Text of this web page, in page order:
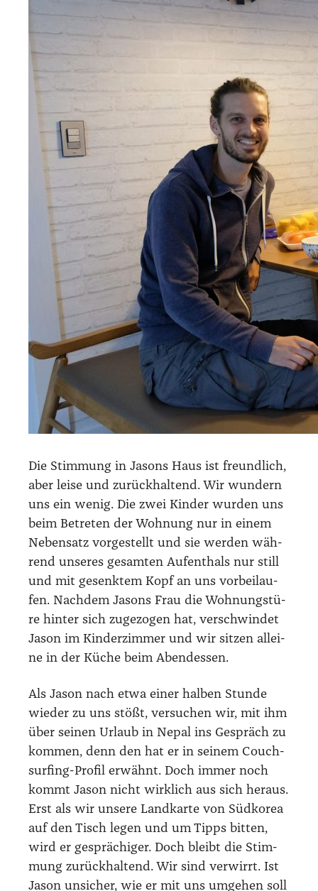
Die Stim­mung in Jasons Haus ist freund­lich,
aber lei­se und zurück­hal­tend. Wir wun­dern
uns ein wenig. Die zwei Kin­der wur­den uns
beim Betre­ten der Woh­nung nur in einem
Neben­satz vor­ge­stellt und sie wer­den wäh­
rend unse­res gesam­ten Auf­enthals nur still
und mit gesenk­tem Kopf an uns vor­bei­lau­
fen. Nach­dem Jasons Frau die Woh­nungs­tü­
re hin­ter sich zuge­zo­gen hat, ver­schwin­det
Jason im Kin­der­zim­mer und wir sit­zen allei­
ne in der Küche beim Abend­essen.
Als Jason nach etwa einer hal­ben Stun­de
wie­der zu uns stößt, ver­su­chen wir, mit ihm
über sei­nen Urlaub in Nepal ins Gespräch zu
kom­men, denn den hat er in sei­nem Couch­
sur­fing-Pro­fil erwähnt. Doch immer noch
kommt Jason nicht wirk­lich aus sich her­aus.
Erst als wir unse­re Land­kar­te von Süd­ko­rea
auf den Tisch legen und um Tipps bit­ten,
wird er gesprä­chi­ger. Doch bleibt die Stim­
mung zurück­hal­tend. Wir sind ver­wirrt. Ist
Jason unsi­cher, wie er mit uns umge­hen soll